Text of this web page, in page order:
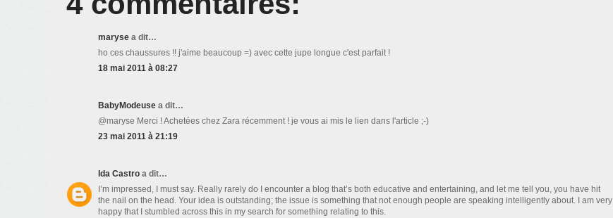
maryse a dit…
ho ces chaussures !! j'aime beaucoup =) avec cette jupe longue c'est parfait !
18 mai 2011 à 08:27
BabyModeuse a dit…
@maryse Merci ! Achetées chez Zara récemment ! je vous ai mis le lien dans l'article ;-)
23 mai 2011 à 21:19
Ida Castro a dit…
I’m impressed, I must say. Really rarely do I encounter a blog that’s both educative and entertaining, and let me tell you, you have hit
the nail on the head. Your idea is outstanding; the issue is something that not enough people are speaking intelligently about. I am very
happy that I stumbled across this in my search for something relating to this.